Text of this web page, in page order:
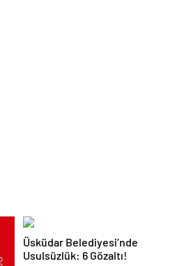
Üsküdar Belediyesi’nde
Usulsüzlük: 6 Gözaltı!